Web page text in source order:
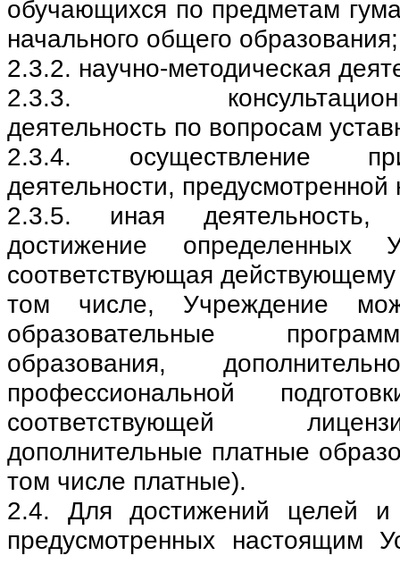
обучающихся по предметам
начального общего образования;
2.3.2. научно-методическая
2.3.3. консультационно-
деятельность по вопросам
2.3.4. осуществление
деятельности,
2.3.5. иная деятельность,
достижение
соответствующая действующему
том числе, Учреждение
образовательные
образования,
профессиональной
соответствующей
дополнительные платные
том числе платные).
2.4. Для достижений целей и
предусмотренных настоящим